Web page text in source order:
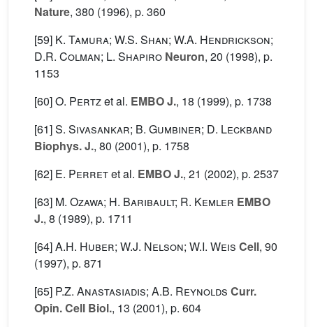
Nature, 380 (1996), p. 360
[59] K. Tamura; W.S. Shan; W.A. Hendrickson;
D.R. Colman; L. Shapiro Neuron, 20 (1998), p.
1153
[60]O. Pertzet al. EMBO J., 18 (1999), p. 1738
[61]S. Sivasankar; B. Gumbiner; D. Leckband
Biophys. J., 80 (2001), p. 1758
[62] E. Perretet al. EMBO J., 21 (2002), p. 2537
[63] M. Ozawa; H. Baribault; R. Kemler EMBO
J., 8 (1989), p. 1711
[64]A.H. Huber; W.J. Nelson; W.I. Weis Cell, 90
(1997), p. 871
[65] P.Z. Anastasiadis; A.B. Reynolds Curr.
Opin. Cell Biol., 13 (2001), p. 604